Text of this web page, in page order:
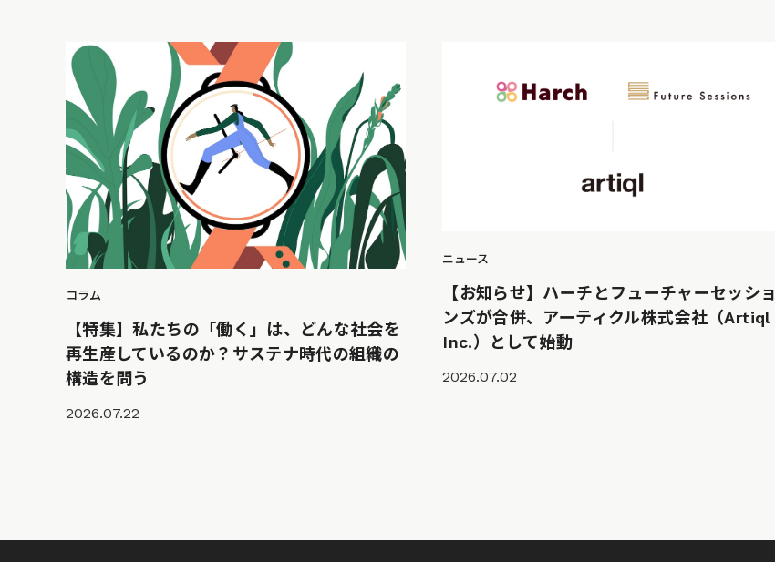
コラム
【特集】私たちの「働く」は、どんな社会を
再生産しているのか？サステナ時代の組織の
構造を問う
2026.07.22
ニュース
【お知らせ】ハーチとフューチャーセッショ
ンズが合併、アーティクル株式会社（Artiql
Inc.）として始動
2026.07.02